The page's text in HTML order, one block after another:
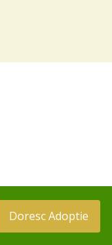
Doresc Adoptie